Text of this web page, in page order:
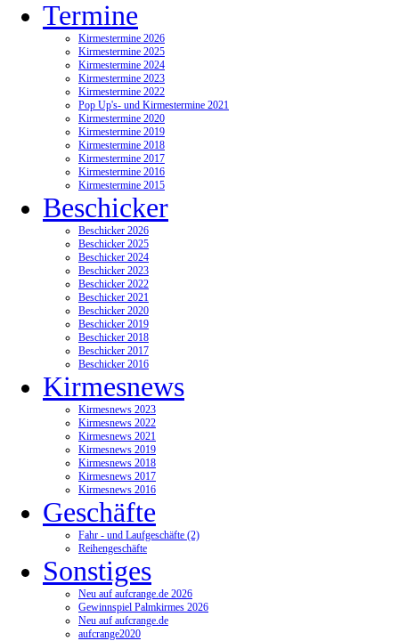
Termine
Kirmestermine 2026
Kirmestermine 2025
Kirmestermine 2024
Kirmestermine 2023
Kirmestermine 2022
Pop Up's- und Kirmestermine 2021
Kirmestermine 2020
Kirmestermine 2019
Kirmestermine 2018
Kirmestermine 2017
Kirmestermine 2016
Kirmestermine 2015
Beschicker
Beschicker 2026
Beschicker 2025
Beschicker 2024
Beschicker 2023
Beschicker 2022
Beschicker 2021
Beschicker 2020
Beschicker 2019
Beschicker 2018
Beschicker 2017
Beschicker 2016
Kirmesnews
Kirmesnews 2023
Kirmesnews 2022
Kirmesnews 2021
Kirmesnews 2019
Kirmesnews 2018
Kirmesnews 2017
Kirmesnews 2016
Geschäfte
Fahr - und Laufgeschäfte (2)
Reihengeschäfte
Sonstiges
Neu auf aufcrange.de 2026
Gewinnspiel Palmkirmes 2026
Neu auf aufcrange.de
aufcrange2020